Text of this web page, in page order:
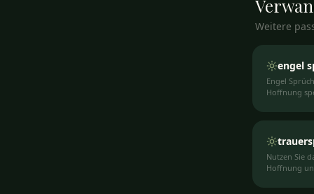
Weitere
engel
Engel
Hoffnung
Nutzen Sie
Hoffnung